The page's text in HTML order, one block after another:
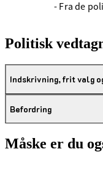
- Fra de
Politisk
Indskrivning, frit valg
Befordring
Måske er du